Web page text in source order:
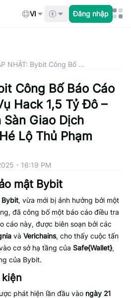
VI Đăng nhập
NHẬT: Bybit Công Bố ...
Công Bố Báo Cáo
Hack 1,5 Tỷ Đô –
Giao Dịch
Lộ Thủ Phạm
- 16:19 PM
mật Bybit
Bybit, vừa mới bị ảnh hưởng bởi một
đã công bố một báo cáo điều tra
cáo này, được biên soạn bởi các
và Verichains, cho thấy cuộc tấn
cơ sở hạ tầng của Safe{Wallet},
của Bybit.
phát hiện lần đầu vào ngày 21